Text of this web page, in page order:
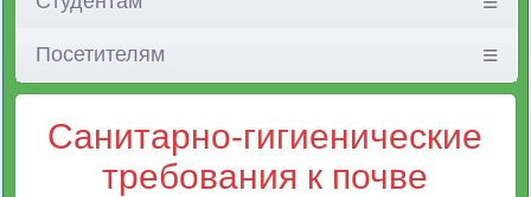
Посетителям
Санитарно-гигиенические
требования к почве